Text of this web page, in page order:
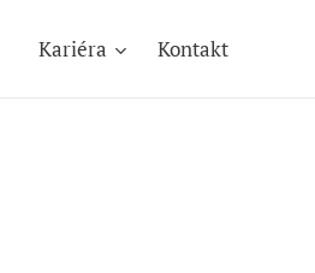
Kariéra Kontakt